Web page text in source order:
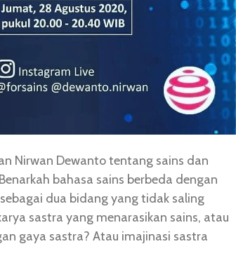
Nirwan Dewanto tentang sains dan
bahasa sains berbeda dengan
dua bidang yang tidak saling
sastra yang menarasikan sains, atau
gaya sastra? Atau imajinasi sastra